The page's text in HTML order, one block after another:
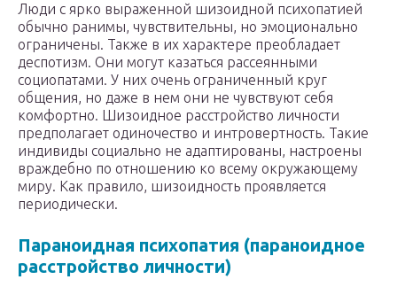
Люди с ярко выраженной шизоидной психопатией
обычно ранимы, чувствительны, но эмоционально
ограничены. Также в их характере преобладает
деспотизм. Они могут казаться рассеянными
социопатами. У них очень ограниченный круг
общения, но даже в нем они не чувствуют себя
комфортно. Шизоидное расстройство личности
предполагает одиночество и интровертность. Такие
индивиды социально не адаптированы, настроены
враждебно по отношению ко всему окружающему
миру. Как правило, шизоидность проявляется
периодически.
Параноидная психопатия (параноидное
расстройство личности)